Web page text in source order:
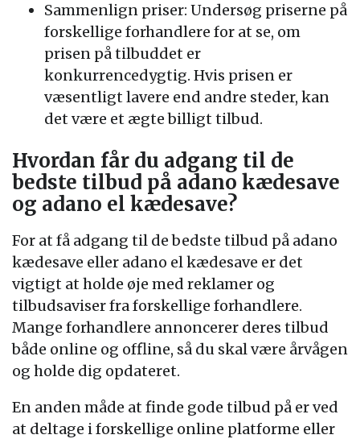
Sammenlign priser: Undersøg priserne på
forskellige forhandlere for at se, om
prisen på tilbuddet er
konkurrencedygtig. Hvis prisen er
væsentligt lavere end andre steder, kan
det være et ægte billigt tilbud.
Hvordan får du adgang til de
bedste tilbud på adano kædesave
og adano el kædesave?
For at få adgang til de bedste tilbud på adano
kædesave eller adano el kædesave er det
vigtigt at holde øje med reklamer og
tilbudsaviser fra forskellige forhandlere.
Mange forhandlere annoncerer deres tilbud
både online og offline, så du skal være årvågen
og holde dig opdateret.
En anden måde at finde gode tilbud på er ved
at deltage i forskellige online platforme eller